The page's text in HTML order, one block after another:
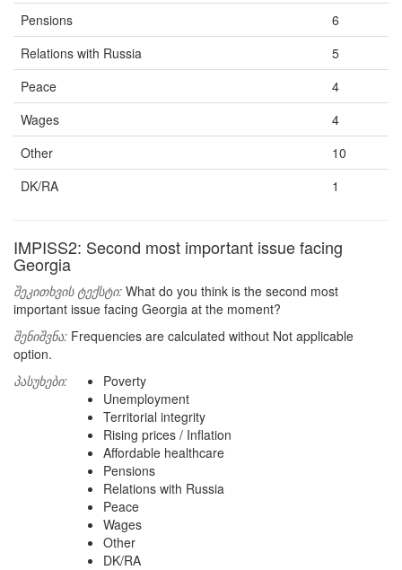
Pensions
6
Relations with Russia
5
Peace
4
Wages
4
Other
10
DK/RA
1
IMPISS2: Second most important issue facing
Georgia
შეკითხვის ტექსტი: What do you think is the second most
important issue facing Georgia at the moment?
შენიშვნა: Frequencies are calculated without Not applicable
option.
პასუხები:
Poverty
Unemployment
Territorial integrity
Rising prices / Inflation
Affordable healthcare
Pensions
Relations with Russia
Peace
Wages
Other
DK/RA